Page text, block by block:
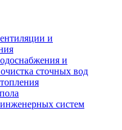
и
и
сточных вод
систем